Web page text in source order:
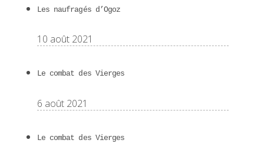
Les naufragés d’Ogoz
10 août 2021
Le combat des Vierges
6 août 2021
Le combat des Vierges